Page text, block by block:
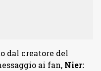
dal creatore del
ai fan, Nier: